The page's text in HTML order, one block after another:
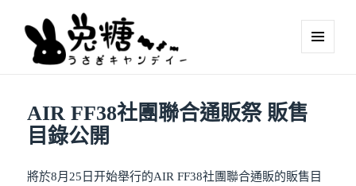
AIR FF38社團聯合通販祭 販售
目錄公開
將於8月25日开始舉行的AIR FF38社團聯合通販的販售目